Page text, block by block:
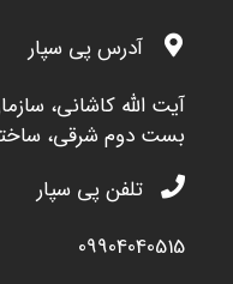
آدرس پی سپار
آيت الله کاشاني،
بست دوم شرقي، ساختمان
تلفن پی سپار
09904040515